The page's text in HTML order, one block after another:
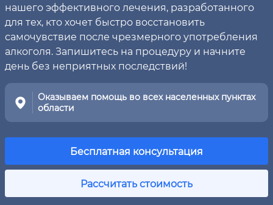
нашего эффективного лечения, разработанного
для тех, кто хочет быстро восстановить
самочувствие после чрезмерного употребления
алкоголя. Запишитесь на процедуру и начните
день без неприятных последствий!
Оказываем помощь во всех населенных пунктах
области
Бесплатная консультация
Рассчитать стоимость